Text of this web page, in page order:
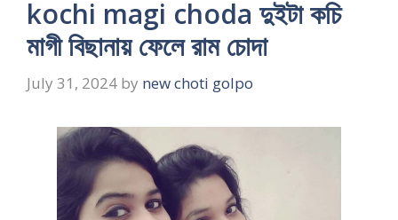
kochi magi choda দুইটা কচি
মাগী বিছানায় ফেলে রাম চোদা
July 31, 2024 by new choti golpo